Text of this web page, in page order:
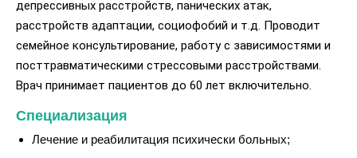
депрессивных расстройств, панических атак,
расстройств адаптации, социофобий и т.д. Проводит
семейное консультирование, работу с зависимостями и
посттравматическими стрессовыми расстройствами.
Врач принимает пациентов до 60 лет включительно.
Специализация
Лечение и реабилитация психически больных;